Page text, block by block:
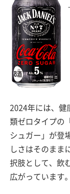
2024年には、健
類ゼロタイプの
シュガー」が登
しさはそのまま
択肢として、飲
広がっています。